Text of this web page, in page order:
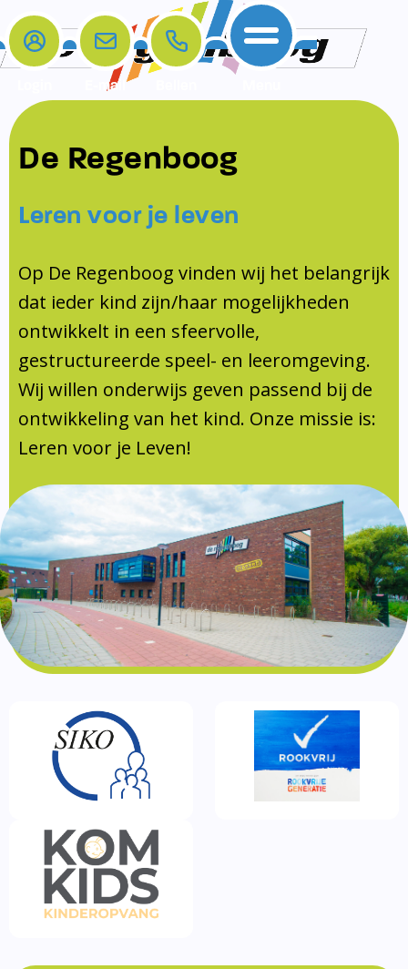
Home
De school
Opleiding en Stage
KomKids
Schoolvakanties
Ouderraad
Medezeggenschapsraad
Documentatie
Formulieren
SIKO
Ouders
Ouders
Contact
Contact
Contact
Samenwerkingen
Samenwerkingen
Schoollogopedist
E-mail
De Regenboog
Leren voor je leven
Op De Regenboog vinden wij het belangrijk
dat ieder kind zijn/haar mogelijkheden
ontwikkelt in een sfeervolle,
gestructureerde speel- en leeromgeving.
Wij willen onderwijs geven passend bij de
ontwikkeling van het kind. Onze missie is:
Leren voor je Leven!